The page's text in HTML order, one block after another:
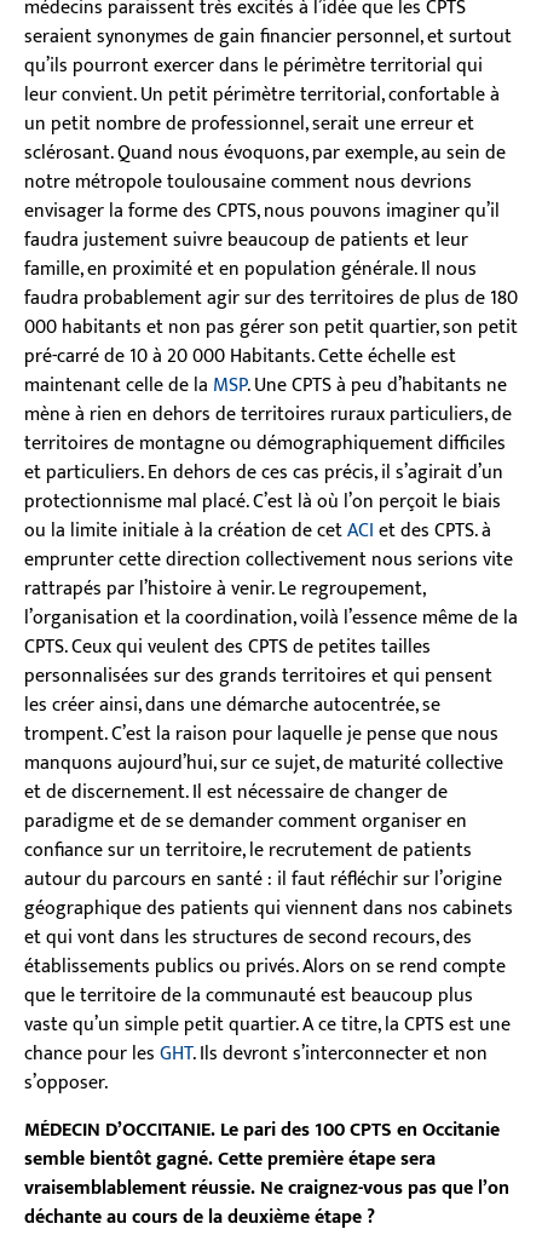
médecins paraissent très excités à l’idée que les CPTS
seraient synonymes de gain financier personnel, et surtout
qu’ils pourront exercer dans le périmètre territorial qui
leur convient. Un petit périmètre territorial, confortable à
un petit nombre de professionnel, serait une erreur et
sclérosant. Quand nous évoquons, par exemple, au sein de
notre métropole toulousaine comment nous devrions
envisager la forme des CPTS, nous pouvons imaginer qu’il
faudra justement suivre beaucoup de patients et leur
famille, en proximité et en population générale. Il nous
faudra probablement agir sur des territoires de plus de 180
000 habitants et non pas gérer son petit quartier, son petit
pré-carré de 10 à 20 000 Habitants. Cette échelle est
maintenant celle de la MSP. Une CPTS à peu d’habitants ne
mène à rien en dehors de territoires ruraux particuliers, de
territoires de montagne ou démographiquement difficiles
et particuliers. En dehors de ces cas précis, il s’agirait d’un
protectionnisme mal placé. C’est là où l’on perçoit le biais
ou la limite initiale à la création de cetACIet des CPTS. à
emprunter cette direction collectivement nous serions vite
rattrapés par l’histoire à venir. Le regroupement,
l’organisation et la coordination, voilà l’essence même de la
CPTS. Ceux qui veulent des CPTS de petites tailles
personnalisées sur des grands territoires et qui pensent
les créer ainsi, dans une démarche autocentrée, se
trompent. C’est la raison pour laquelle je pense que nous
manquons aujourd’hui, sur ce sujet, de maturité collective
et de discernement. Il est nécessaire de changer de
paradigme et de se demander comment organiser en
confiance sur un territoire, le recrutement de patients
autour du parcours en santé : il faut réfléchir sur l’origine
géographique des patients qui viennent dans nos cabinets
et qui vont dans les structures de second recours, des
établissements publics ou privés. Alors on se rend compte
que le territoire de la communauté est beaucoup plus
vaste qu’un simple petit quartier. A ce titre, la CPTS est une
chance pour lesGHT. Ils devront s’interconnecter et non
s’opposer.
MÉDECIN D’OCCITANIE. Le pari des 100 CPTS en Occitanie
semble bientôt gagné. Cette première étape sera
vraisemblablement réussie. Ne craignez-vous pas que l’on
déchante au cours de la deuxième étape ?